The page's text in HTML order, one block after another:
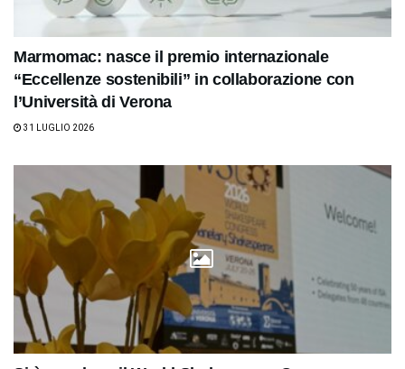
Marmomac: nasce il premio internazionale
“Eccellenze sostenibili” in collaborazione con
l’Università di Verona
31 LUGLIO 2026